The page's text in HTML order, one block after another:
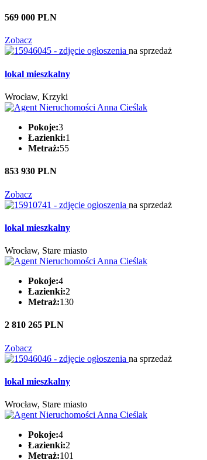
569 000 PLN
Zobacz
na sprzedaż
lokal mieszkalny
Wrocław, Krzyki
Pokoje:3
Łazienki:1
Metraż:55
853 930 PLN
Zobacz
na sprzedaż
lokal mieszkalny
Wrocław, Stare miasto
Pokoje:4
Łazienki:2
Metraż:130
2 810 265 PLN
Zobacz
na sprzedaż
lokal mieszkalny
Wrocław, Stare miasto
Pokoje:4
Łazienki:2
Metraż:101